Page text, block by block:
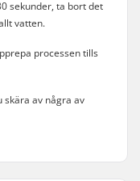
sekunder, ta bort det
vatten.
processen tills
skära av några av